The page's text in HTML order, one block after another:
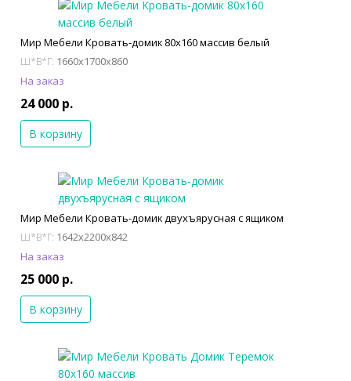
Мир Мебели Кровать-домик 80х160 массив белый
Ш*В*Г: 1660x1700x860
На заказ
24 000 р.
В корзину
Мир Мебели Кровать-домик двухъярусная с ящиком
Ш*В*Г: 1642x2200x842
На заказ
25 000 р.
В корзину